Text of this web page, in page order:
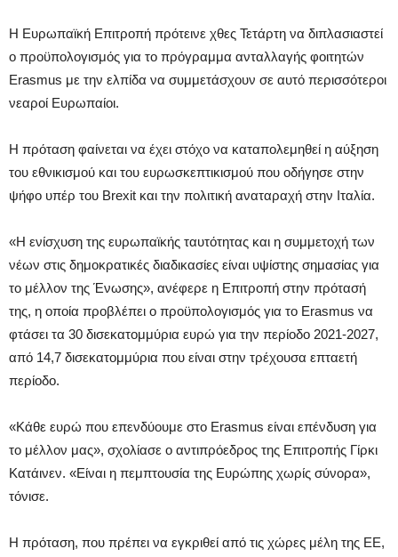
Η Ευρωπαϊκή Επιτροπή πρότεινε χθες Τετάρτη να διπλασιαστεί
ο προϋπολογισμός για το πρόγραμμα ανταλλαγής φοιτητών
Erasmus με την ελπίδα να συμμετάσχουν σε αυτό περισσότεροι
νεαροί Ευρωπαίοι.
Η πρόταση φαίνεται να έχει στόχο να καταπολεμηθεί η αύξηση
του εθνικισμού και του ευρωσκεπτικισμού που οδήγησε στην
ψήφο υπέρ του Brexit και την πολιτική αναταραχή στην Ιταλία.
«Η ενίσχυση της ευρωπαϊκής ταυτότητας και η συμμετοχή των
νέων στις δημοκρατικές διαδικασίες είναι υψίστης σημασίας για
το μέλλον της Ένωσης», ανέφερε η Επιτροπή στην πρότασή
της, η οποία προβλέπει ο προϋπολογισμός για το Erasmus να
φτάσει τα 30 δισεκατομμύρια ευρώ για την περίοδο 2021-2027,
από 14,7 δισεκατομμύρια που είναι στην τρέχουσα επταετή
περίοδο.
«Κάθε ευρώ που επενδύουμε στο Erasmus είναι επένδυση για
το μέλλον μας», σχολίασε ο αντιπρόεδρος της Επιτροπής Γίρκι
Κατάινεν. «Είναι η πεμπτουσία της Ευρώπης χωρίς σύνορα»,
τόνισε.
Η πρόταση, που πρέπει να εγκριθεί από τις χώρες μέλη της ΕΕ,